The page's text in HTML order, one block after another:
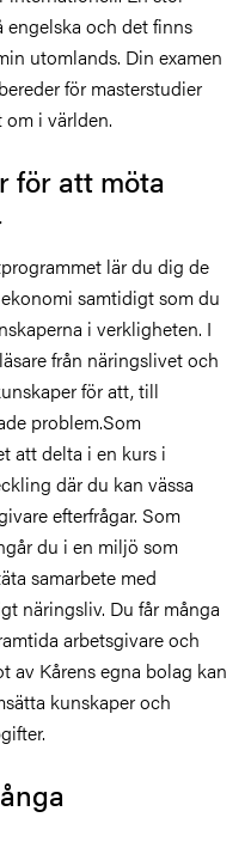
engelska och det finns
utomlands. Din examen
för masterstudier
i världen.
för att möta
lär du dig de
samtidigt som du
i verkligheten. I
från näringslivet och
för att, till
problem.Som
att delta i en kurs i
där du kan vässa
efterfrågar. Som
du i en miljö som
samarbete med
näringsliv. Du får många
arbetsgivare och
av Kårens egna bolag kan
kunskaper och